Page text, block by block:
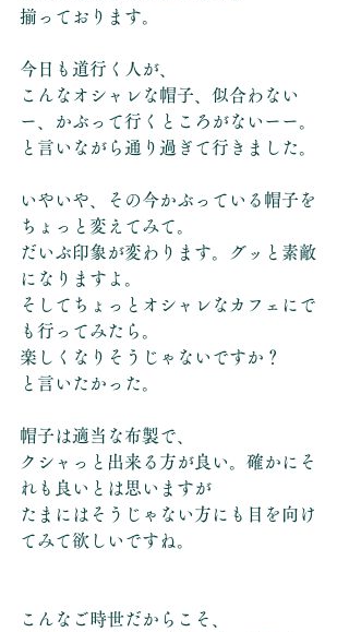
揃っております。
今日も道行く人が、
こんなオシャレな帽子、似合わない
ー、かぶって行くところがないーー。
と言いながら通り過ぎて行きました。
いやいや、その今かぶっている帽子を
ちょっと変えてみて。
だいぶ印象が変わります。グッと素敵
になりますよ。
そしてちょっとオシャレなカフェにで
も行ってみたら。
楽しくなりそうじゃないですか？
と言いたかった。
帽子は適当な布製で、
クシャっと出来る方が良い。確かにそ
れも良いとは思いますが
たまにはそうじゃない方にも目を向け
てみて欲しいですね。
こんなご時世だからこそ、